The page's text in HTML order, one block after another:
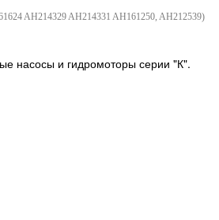
AH214329 AH214331 AH161250, AH212539)
насосы и гидромоторы серии "К".